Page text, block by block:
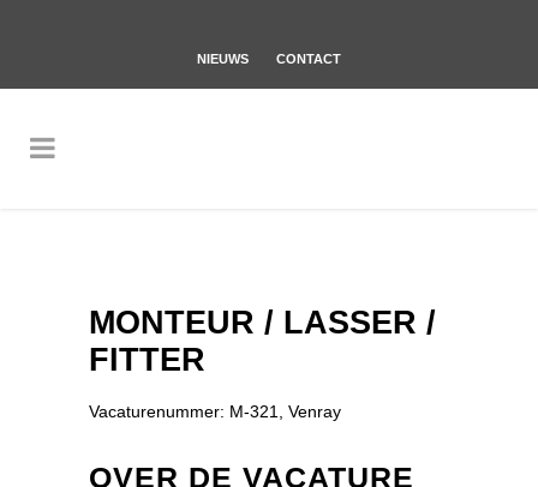
NIEUWS CONTACT
MONTEUR / LASSER /
FITTER
Vacaturenummer: M-321, Venray
OVER DE VACATURE